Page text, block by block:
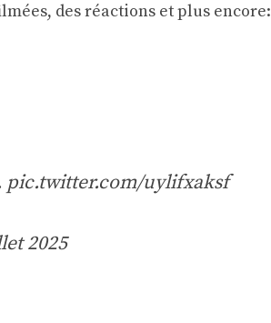
des réactions et plus encore:
pic.twitter.com/uylifxaksf
2025